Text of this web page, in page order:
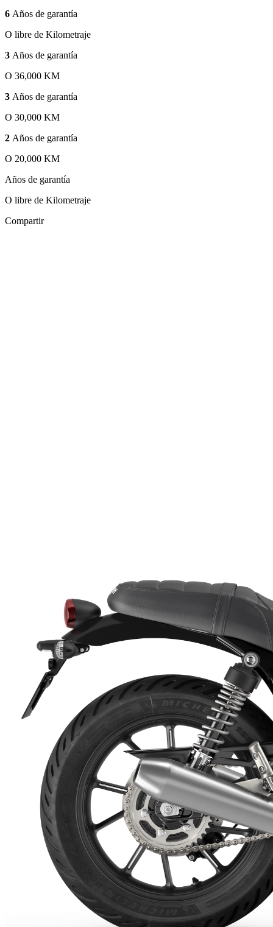
6 Años de garantía
O libre de Kilometraje
3 Años de garantía
O 36,000 KM
3 Años de garantía
O 30,000 KM
2 Años de garantía
O 20,000 KM
Años de garantía
O libre de Kilometraje
Compartir